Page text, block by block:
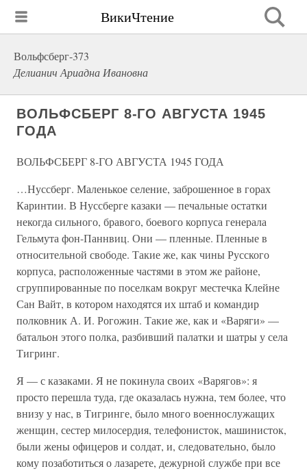
ВикиЧтение
Вольфсберг-373
Делианич Ариадна Ивановна
ВОЛЬФСБЕРГ 8-ГО АВГУСТА 1945
ГОДА
ВОЛЬФСБЕРГ 8-ГО АВГУСТА 1945 ГОДА
…Нуссберг. Маленькое селение, заброшенное в горах
Каринтии. В Нуссберге казаки — печальные остатки
некогда сильного, бравого, боевого корпуса генерала
Гельмута фон-Паннвиц. Они — пленные. Пленные в
относительной свободе. Такие же, как чины Русского
корпуса, расположенные частями в этом же районе,
сгруппированные по поселкам вокруг местечка Клейне
Сан Вайт, в котором находятся их штаб и командир
полковник А. И. Рогожин. Такие же, как и «Варяги» —
батальон этого полка, разбивший палатки и шатры у села
Тигринг.
Я — с казаками. Я не покинула своих «Варягов»: я
просто перешла туда, где оказалась нужна, тем более, что
внизу у нас, в Тигринге, было много военнослужащих
женщин, сестер милосердия, телефонисток, машинисток,
были жены офицеров и солдат, и, следовательно, было
кому позаботиться о лазарете, дежурной службе при все